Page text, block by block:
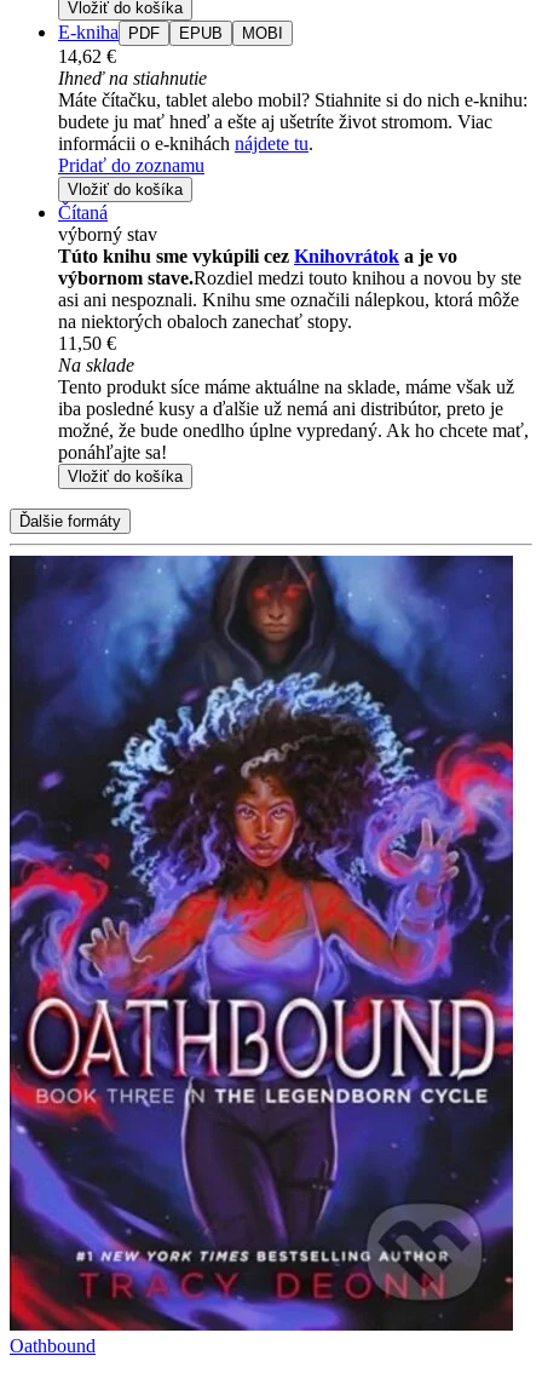
Vložiť do košíka
E-kniha PDF EPUB MOBI
14,62 €
Ihneď na stiahnutie
Máte čítačku, tablet alebo mobil? Stiahnite si do nich e-knihu:
budete ju mať hneď a ešte aj ušetríte život stromom. Viac
informácii o e-knihách nájdete tu.
Pridať do zoznamu
Vložiť do košíka
Čítaná
výborný stav
Túto knihu sme vykúpili cez Knihovrátok a je vo
výbornom stave.Rozdiel medzi touto knihou a novou by ste
asi ani nespoznali. Knihu sme označili nálepkou, ktorá môže
na niektorých obaloch zanechať stopy.
11,50 €
Na sklade
Tento produkt síce máme aktuálne na sklade, máme však už
iba posledné kusy a ďalšie už nemá ani distribútor, preto je
možné, že bude onedlho úplne vypredaný. Ak ho chcete mať,
ponáhľajte sa!
Vložiť do košíka
Ďalšie formáty
Oathbound